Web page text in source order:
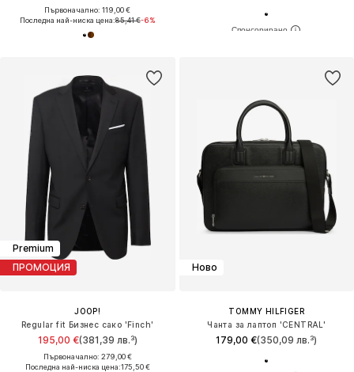
Първоначално: 119,00 €
Последна най-ниска цена:85,41 €-6%
Premium
ПРОМОЦИЯ
JOOP!
Regular fit Бизнес сако 'Finch'
195,00 €(381,39 лв.³)
Първоначално: 279,00 €
Последна най-ниска цена:175,50 €
Ново
TOMMY HILFIGER
Чанта за лаптоп 'CENTRAL'
179,00 €(350,09 лв.³)